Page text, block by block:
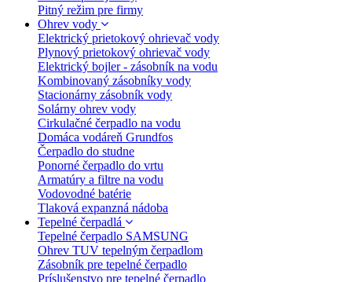
Pitný režim pre firmy
Ohrev vody
Elektrický prietokový ohrievač vody
Plynový prietokový ohrievač vody
Elektrický bojler - zásobník na vodu
Kombinovaný zásobníky vody
Stacionárny zásobník vody
Solárny ohrev vody
Cirkulačné čerpadlo na vodu
Domáca vodáreň Grundfos
Čerpadlo do studne
Ponorné čerpadlo do vrtu
Armatúry a filtre na vodu
Vodovodné batérie
Tlaková expanzná nádoba
Tepelné čerpadlá
Tepelné čerpadlo SAMSUNG
Ohrev TUV tepelným čerpadlom
Zásobník pre tepelné čerpadlo
Príslušenstvo pre tepelné čerpadlo